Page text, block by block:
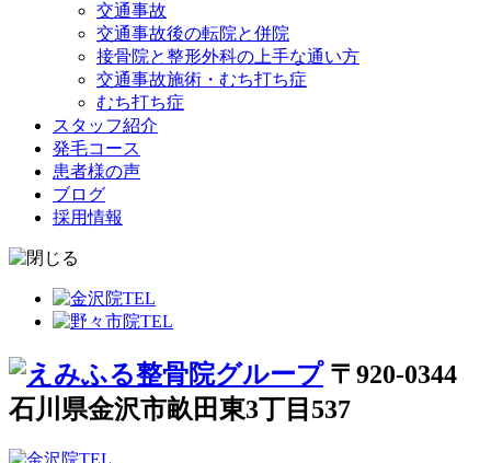
交通事故
交通事故後の転院と併院
接骨院と整形外科の上手な通い方
交通事故施術・むち打ち症
むち打ち症
スタッフ紹介
発毛コース
患者様の声
ブログ
採用情報
〒920-0344
石川県金沢市畝田東3丁目537